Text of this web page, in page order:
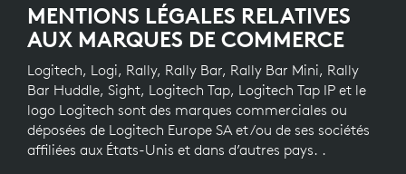
MENTIONS LÉGALES RELATIVES
AUX MARQUES DE COMMERCE
Logitech, Logi, Rally, Rally Bar, Rally Bar Mini, Rally
Bar Huddle, Sight, Logitech Tap, Logitech Tap IP et le
logo Logitech sont des marques commerciales ou
déposées de Logitech Europe SA et/ou de ses sociétés
affiliées aux États-Unis et dans d’autres pays. .